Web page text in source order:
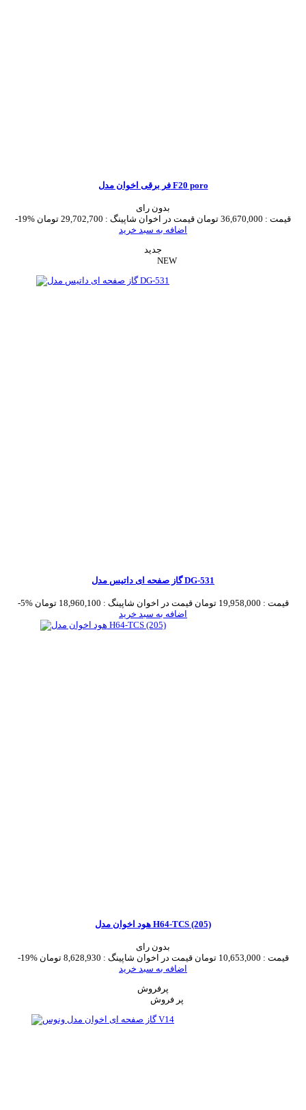
فر برقی اخوان مدل F20 poro
بدون رای
-19%
قیمت : 36,670,000 تومان قیمت در اخوان شاپینگ : 29,702,700 تومان
اضافه به سبد خرید
جدید
NEW
گاز صفحه ای داتیس مدل DG-531
-5% قیمت : 19,958,000 تومان قیمت در اخوان شاپینگ : 18,960,100 تومان
اضافه به سبد خرید
هود اخوان مدل H64-TCS (205)
بدون رای
-19%
قیمت : 10,653,000 تومان قیمت در اخوان شاپینگ : 8,628,930 تومان
اضافه به سبد خرید
پرفروش